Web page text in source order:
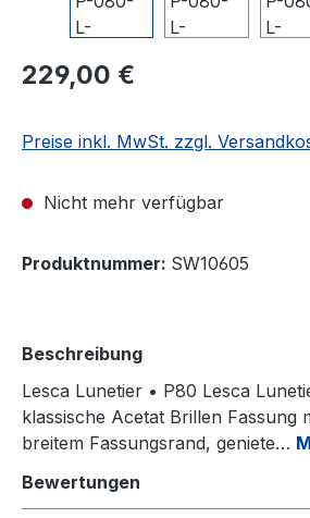
Regulärer Preis:
229,00 €
Preise inkl. MwSt. zzgl.
Nicht mehr verfügbar
Produktnummer: SW10605
Beschreibung
Lesca Lunetier • P80 Lesca
klassische Acetat Brillen Fassung
breitem Fassungsrand, geniete…
Bewertungen